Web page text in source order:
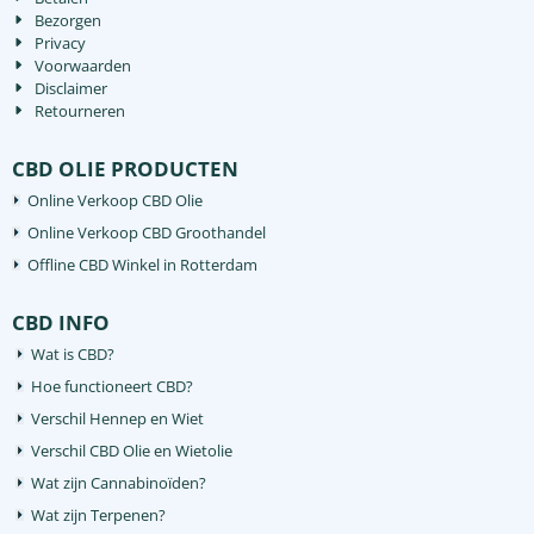
Bezorgen
Privacy
Voorwaarden
Disclaimer
Retourneren
CBD OLIE PRODUCTEN
Online Verkoop CBD Olie
Online Verkoop CBD Groothandel
Offline CBD Winkel in Rotterdam
CBD INFO
Wat is CBD?
Hoe functioneert CBD?
Verschil Hennep en Wiet
Verschil CBD Olie en Wietolie
Wat zijn Cannabinoïden?
Wat zijn Terpenen?